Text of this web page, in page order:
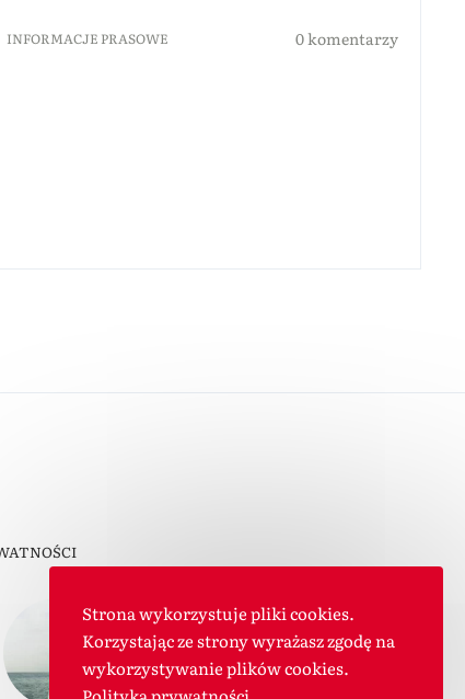
INFORMACJE PRASOWE 0 komentarzy
Strona wykorzystuje pliki cookies.
Korzystając ze strony wyrażasz zgodę na
wykorzystywanie plików cookies.